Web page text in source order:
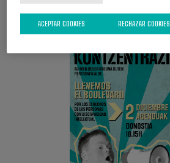
CAMPAÑA ACTUAL
RECHAZAR COOKIES
ACEPTAR COOKIES